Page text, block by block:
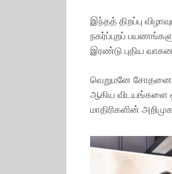
இந்தத் திறப்பு
நகர்ப்புறப்
இரண்டு புதிய
வெறுமனே சோதனை
ஆகிய விடயங்களை
மாதிரிகளின்